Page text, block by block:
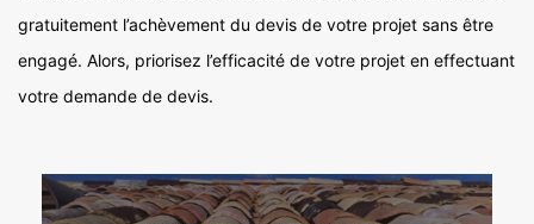
gratuitement l’achèvement du devis de votre projet sans être
engagé. Alors, priorisez l’efficacité de votre projet en effectuant
votre demande de devis.